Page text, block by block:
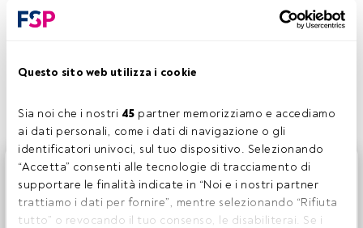
Questo sito web utilizza i cookie
Sia noi che i nostri 45 partner memorizziamo e accediamo
ai dati personali, come i dati di navigazione o gli
identificatori univoci, sul tuo dispositivo. Selezionando
“Accetta” consenti alle tecnologie di tracciamento di
supportare le finalità indicate in “Noi e i nostri partner
trattiamo i dati per fornire”, mentre selezionando “Rifiuta
tutto” o revocando il tuo consenso, le disabiliterai. Se i
Condividi:
Questo è un articolo riservato agli utenti FundsPeople. Se
sei già registrato, accedi tramite il pulsante Login. Se non
hai ancora un account, ti invitiamo a registrarti per scoprire
tutti i contenuti che FundsPeople ha da offrire.